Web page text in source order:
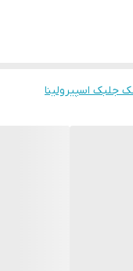
یک سال و نیم بعد از
جلبک اسپیرولینا